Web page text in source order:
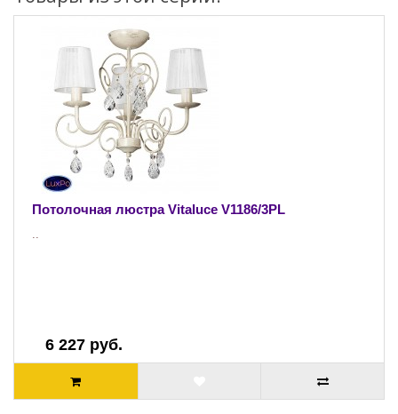
Потолочная люстра Vitaluce V1186/3PL
..
6 227 руб.